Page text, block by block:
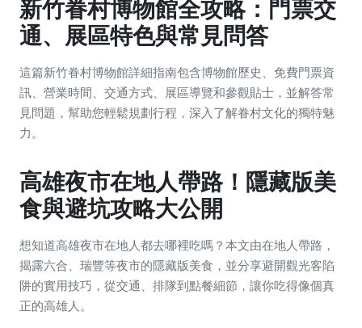
新竹眷村博物館全攻略：門票交
通、展區特色與常見問答
這篇新竹眷村博物館詳細指南包含博物館歷史、免費門票資
訊、營業時間、交通方式、展區導覽和參觀貼士，並解答常
見問題，幫助您輕鬆規劃行程，深入了解眷村文化的獨特魅
力。
高雄夜市在地人帶路！隱藏版美
食與避坑攻略大公開
想知道高雄夜市在地人都去哪裡吃嗎？本文由在地人帶路，
揭露六合、瑞豐等夜市的隱藏版美食，並分享避開觀光客陷
阱的實用技巧，從交通、排隊到點餐細節，讓你吃得像個真
正的高雄人。